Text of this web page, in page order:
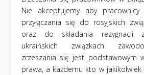
Nie akceptujemy aby
przyłączania się do rosyjskich
oraz do składania rezygnacji
ukraińskich związkach
zrzeszania się jest podstawowym
prawa, a każdemu kto w